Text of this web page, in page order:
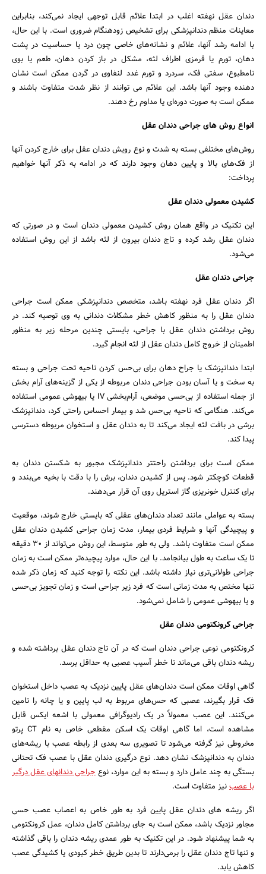
دندان عقل نهفته اغلب در ابتدا علائم قابل توجهی ایجاد نمی‌کند، بنابراین
معاینات منظم دندانپزشکی برای تشخیص زودهنگام ضروری است. با این حال،
با ادامه رشد آنها، علائم و نشانه‌های خاصی چون درد یا حساسیت در پشت
دهان، تورم یا قرمزی اطراف لثه، مشکل در باز کردن دهان، طعم یا بوی
نامطبوع، سفتی فک، سردرد و تورم غدد لنفاوی در گردن ممکن است نشان
دهنده وجود آنها باشد. این علائم می توانند از نظر شدت متفاوت باشند و
ممکن است به صورت دوره‌ای یا مداوم رخ دهند.
انواع روش های جراحی دندان عقل
روش‌های مختلفی بسته به شدت و نوع رویش دندان عقل برای خارج کردن آنها
از فک‌های بالا و پایین دهان وجود دارند که در ادامه به ذکر آنها خواهیم
پرداخت:
کشیدن معمولی دندان عقل
این تکنیک در واقع همان روش کشیدن معمولی دندان است و در صورتی که
دندان عقل رشد کرده و تاج دندان بیرون از لثه باشد از این روش استفاده
می‌شود.
جراحی دندان عقل
اگر دندان عقل فرد نهفته باشد، متخصص دندانپزشکی ممکن است جراحی
دندان عقل را به منظور کاهش خطر مشکلات دندانی به وی توصیه کند. در
روش برداشتن دندان عقل با جراحی، بایستی چندین مرحله زیر به منظور
اطمینان از خروج کامل دندان عقل از لثه انجام گیرد.
ابتدا دندانپزشک یا جراح دهان برای بی‌حس کردن ناحیه تحت جراحی و بسته
به سخت و یا آسان بودن جراحی دندان مربوطه از یکی از گزینه‌های آرام بخش
از جمله استفاده از بی‌حسی موضعی، آرام‌بخشی IV یا بیهوشی عمومی استفاده
می‌کند. هنگامی که ناحیه بی‌حس شد و بیمار احساس راحتی کرد، دندانپزشک
برشی در بافت لثه ایجاد می‌کند تا به دندان عقل و استخوان مربوطه دسترسی
پیدا کند.
ممکن است برای برداشتن راحت‎تر دندانپزشک مجبور به شکستن دندان به
قطعات کوچکتر شود. پس از کشیدن دندان، برش را با دقت با بخیه می‌بندد و
برای کنترل خونریزی گاز استریل روی آن قرار می‌دهند.
بسته به عواملی مانند تعداد دندان‌های عقلی که بایستی خارج شوند، موقعیت
و پیچیدگی آنها و شرایط فردی بیمار، مدت زمان جراحی کشیدن دندان عقل
ممکن است متفاوت باشد. ولی به طور متوسط، این روش می‌تواند از 30 دقیقه
تا یک ساعت به طول بیانجامد. با این حال، موارد پیچیده‌تر ممکن است به زمان
جراحی طولانی‌تری نیاز داشته باشد. این نکته را توجه کنید که زمان ذکر شده
تنها مختص به مدت زمانی است که فرد زیر جراحی است و زمان تجویز بی‌حسی
و یا بیهوشی عمومی را شامل نمی‌شود.
جراحی کرونکتومی دندان عقل
کرونکتومی نوعی جراحی دندان است که در آن تاج دندان عقل برداشته شده و
ریشه دندان باقی می‌ماند تا خطر آسیب عصبی به حداقل برسد.
گاهی اوقات ممکن است دندان‌های عقل پایین نزدیک به عصب داخل استخوان
فک قرار بگیرند، عصبی که حس‌های مربوط به لب پایین و یا چانه را تامین
می‌کنند. این عصب معمولاً در یک رادیوگرافی معمولی با اشعه ایکس قابل
مشاهده است، اما گاهی اوقات یک اسکن مقطعی خاص به نام CT پرتو
مخروطی نیز گرفته می‌شود تا تصویری سه بعدی از رابطه عصب با ریشه‌های
دندان به دندانپزشک نشان دهد. نوع درگیری دندان عقل با عصب فک تحتانی
بستگی به چند عامل دارد و بسته به این موارد، نوعجراحی دندانهای عقل درگیر
با عصبنیز متفاوت است.
اگر ریشه های دندان عقل پایین فرد به طور خاص به اعصاب عصب حسی
مجاور نزدیک باشد، ممکن است به جای برداشتن کامل دندان، عمل کرونکتومی
به شما پیشنهاد شود. در این تکنیک به طور عمدی ریشه دندان را باقی گذاشته
و تنها تاج دندان عقل را برمی‌دارند تا بدین طریق خطر کبودی یا کشیدگی عصب
کاهش یابد.